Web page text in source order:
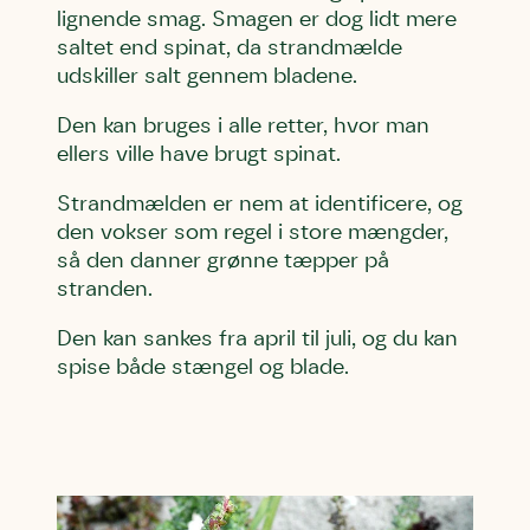
lignende smag. Smagen er dog lidt mere
saltet end spinat, da strandmælde
udskiller salt gennem bladene.
Den kan bruges i alle retter, hvor man
ellers ville have brugt spinat.
Strandmælden er nem at identificere, og
den vokser som regel i store mængder,
så den danner grønne tæpper på
stranden.
Den kan sankes fra april til juli, og du kan
spise både stængel og blade.
Hjørring
Email
Telefon
Danmarks Naturfredningsforening må gerne kontakte mig
med nyt om sagen samt fremtidige
underskriftindsamlinger og andre støttemuligheder. Jeg
kan til enhver tid tilbagekalde dette samtykke ved at
Skriv under nu
hjem for jordhumle, der nok er den
Email
Telefon
Danmarks Naturfredningsforening må gerne kontakte mig
med nyt om sagen samt fremtidige
underskriftindsamlinger og andre støttemuligheder. Jeg
kan til enhver tid tilbagekalde dette samtykke ved at
Skriv under nu
Email
Telefon
Danmarks Naturfredningsforening må gerne kontakte mig
med nyt om sagen samt fremtidige
underskriftindsamlinger og andre støttemuligheder. Jeg
kan til enhver tid tilbagekalde dette samtykke ved at
Skriv under nu